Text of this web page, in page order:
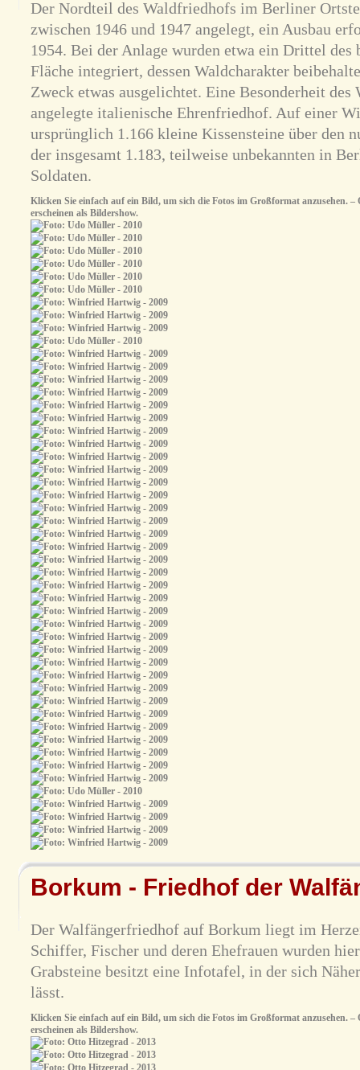
Der Nordteil des Waldfriedhofs im Berliner
zwischen 1946 und 1947 angelegt, ein Ausbau
1954. Bei der Anlage wurden etwa ein Drittel des
Fläche integriert, dessen Waldcharakter
Zweck etwas ausgelichtet. Eine Besonderheit
angelegte italienische Ehrenfriedhof. Auf einer
ursprünglich 1.166 kleine Kissensteine über den
der insgesamt 1.183, teilweise unbekannten in
Soldaten.
Klicken Sie einfach auf ein Bild, um sich die Fotos im Großformat anzusehen. –
erscheinen als Bildershow.
Borkum - Friedhof der
Der Walfängerfriedhof auf Borkum liegt im
Schiffer, Fischer und deren Ehefrauen wurden
Grabsteine besitzt eine Infotafel, in der sich
lässt.
Klicken Sie einfach auf ein Bild, um sich die Fotos im Großformat anzusehen. –
erscheinen als Bildershow.